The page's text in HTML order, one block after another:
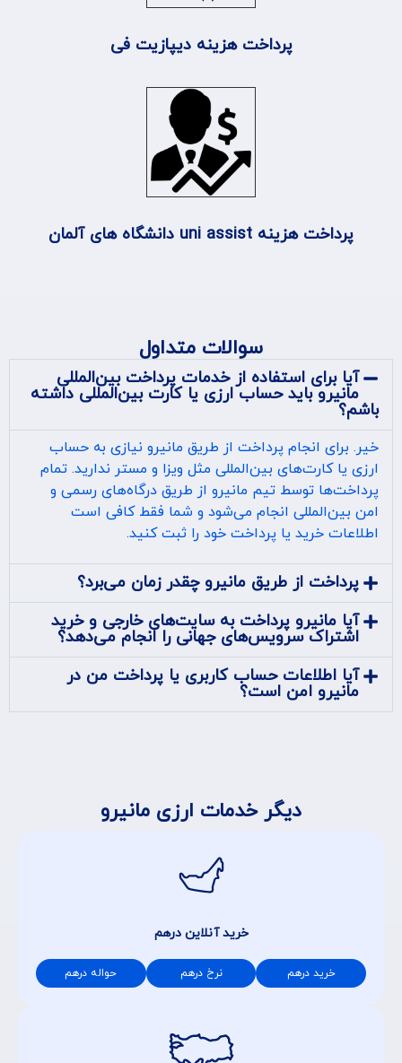
پرداخت هزینه دیپازیت فی
پرداخت هزینه uni assist دانشگاه های آلمان
سوالات متداول
آیا برای استفاده از خدمات پرداخت بین‌المللی
مانیرو باید حساب ارزی یا کارت بین‌المللی داشته
باشم؟
خیر. برای انجام پرداخت از طریق مانیرو نیازی به حساب
ارزی یا کارت‌های بین‌المللی مثل ویزا و مستر ندارید. تمام
پرداخت‌ها توسط تیم مانیرو از طریق درگاه‌های رسمی و
امن بین‌المللی انجام می‌شود و شما فقط کافی است
اطلاعات خرید یا پرداخت خود را ثبت کنید.
پرداخت از طریق مانیرو چقدر زمان می‌برد؟
آیا مانیرو پرداخت به سایت‌های خارجی و خرید
اشتراک سرویس‌های جهانی را انجام می‌دهد؟
آیا اطلاعات حساب کاربری یا پرداخت من در
مانیرو امن است؟
دیگر خدمات ارزی مانیرو
خرید آنلاین درهم
خرید درهم نرخ درهم حواله درهم